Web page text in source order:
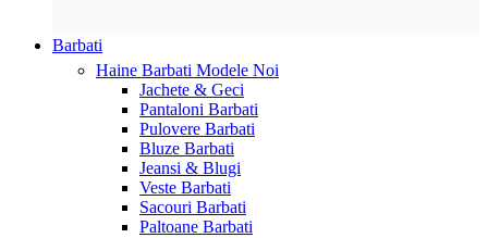
Barbati
Haine Barbati Modele Noi
Jachete & Geci
Pantaloni Barbati
Pulovere Barbati
Bluze Barbati
Jeansi & Blugi
Veste Barbati
Sacouri Barbati
Paltoane Barbati